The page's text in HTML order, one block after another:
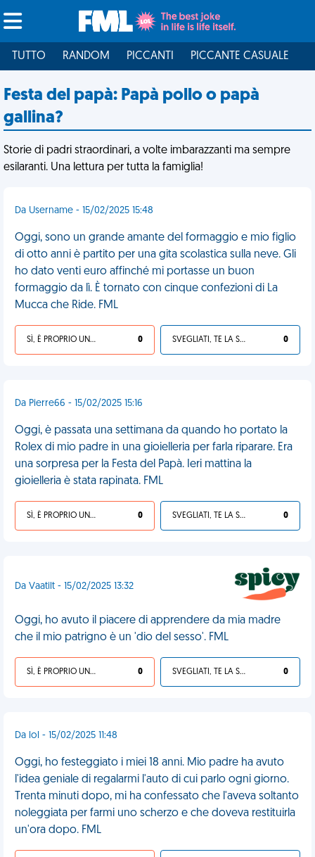
TUTTO RANDOM PICCANTI PICCANTE CASUALE
Festa del papà: Papà pollo o papà
gallina?
Storie di padri straordinari, a volte imbarazzanti ma sempre
esilaranti. Una lettura per tutta la famiglia!
Da Username - 15/02/2025 15:48
Oggi, sono un grande amante del formaggio e mio figlio
di otto anni è partito per una gita scolastica sulla neve. Gli
ho dato venti euro affinché mi portasse un buon
formaggio da lì. È tornato con cinque confezioni di La
Mucca che Ride. FML
SÌ, È PROPRIO UNA VDM! 0 SVEGLIATI, TE LA SEI CERCATA! 0
Da Pierre66 - 15/02/2025 15:16
Oggi, è passata una settimana da quando ho portato la
Rolex di mio padre in una gioielleria per farla riparare. Era
una sorpresa per la Festa del Papà. Ieri mattina la
gioielleria è stata rapinata. FML
SÌ, È PROPRIO UNA VDM! 0 SVEGLIATI, TE LA SEI CERCATA! 0
Da Vaatilt - 15/02/2025 13:32
Oggi, ho avuto il piacere di apprendere da mia madre
che il mio patrigno è un 'dio del sesso'. FML
SÌ, È PROPRIO UNA VDM! 0 SVEGLIATI, TE LA SEI CERCATA! 0
Da lol - 15/02/2025 11:48
Oggi, ho festeggiato i miei 18 anni. Mio padre ha avuto
l'idea geniale di regalarmi l'auto di cui parlo ogni giorno.
Trenta minuti dopo, mi ha confessato che l'aveva soltanto
noleggiata per farmi uno scherzo e che doveva restituirla
un'ora dopo. FML